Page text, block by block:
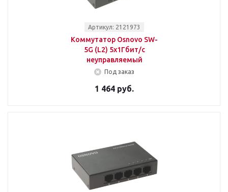
Артикул: 2121973
Коммутатор Osnovo SW-
5G (L2) 5x1Гбит/с
неуправляемый
Под заказ
1 464 руб.